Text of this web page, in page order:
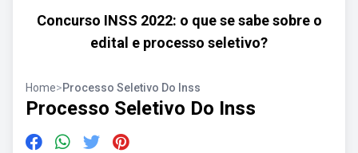
Concurso INSS 2022: o que se sabe sobre o
edital e processo seletivo?
Home>Processo Seletivo Do Inss
Processo Seletivo Do Inss